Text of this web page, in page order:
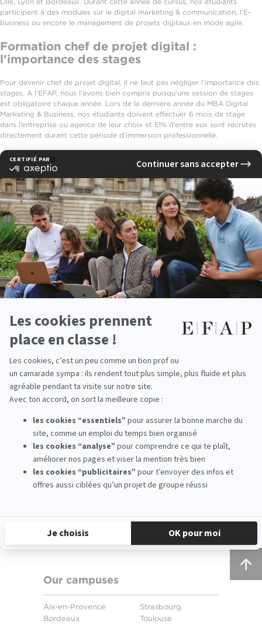
participent à des modules sur le digital marketing & communication, l’E-
business ou encore le management de projets digitaux en mode agile.
Formation chef de projet digital :
l'importance des stages
Pour devenir chef de projet digital, il ne faut pas négliger l’importance des
stages. A l’EFAP, nous l’avons bien compris puisqu’une session de stages
est obligatoire chaque année. Lors de la dernière année du MBA Digital
Marketing & Business, nos étudiants doivent effectuer 6 mois de stage
dans l’entreprise ou agence de leur choix et 51% d’entre eux sont recrutés
directement durant cette période d’immersion professionnelle.
Notre pédagogie
Les programmes
Les métiers de la communication digitale
Formation e-marketing
Devenir attachée de presse
Downloadbrochure
Our campuses
Aix-en-Provence
Bordeaux
Strasbourg
Toulouse